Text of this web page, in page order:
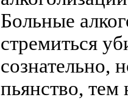
Больные
стремиться
сознательно,
пьянство,